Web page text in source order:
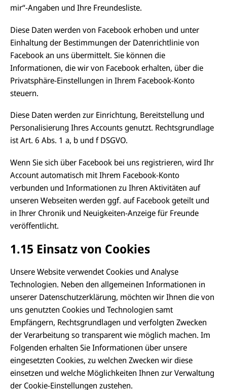
mir“-Angaben und Ihre Freundesliste.
Diese Daten werden von Facebook erhoben und unter
Einhaltung der Bestimmungen der Datenrichtlinie von
Facebook an uns übermittelt. Sie können die
Informationen, die wir von Facebook erhalten, über die
Privatsphäre-Einstellungen in Ihrem Facebook-Konto
steuern.
Diese Daten werden zur Einrichtung, Bereitstellung und
Personalisierung Ihres Accounts genutzt. Rechtsgrundlage
ist Art. 6 Abs. 1 a, b und f DSGVO.
Wenn Sie sich über Facebook bei uns registrieren, wird Ihr
Account automatisch mit Ihrem Facebook-Konto
verbunden und Informationen zu Ihren Aktivitäten auf
unseren Webseiten werden ggf. auf Facebook geteilt und
in Ihrer Chronik und Neuigkeiten-Anzeige für Freunde
veröffentlicht.
1.15 Einsatz von Cookies
Unsere Website verwendet Cookies und Analyse
Technologien. Neben den allgemeinen Informationen in
unserer Datenschutzerklärung, möchten wir Ihnen die von
uns genutzten Cookies und Technologien samt
Empfängern, Rechtsgrundlagen und verfolgten Zwecken
der Verarbeitung so transparent wie möglich machen. Im
Folgenden erhalten Sie Informationen über unsere
eingesetzten Cookies, zu welchen Zwecken wir diese
einsetzen und welche Möglichkeiten Ihnen zur Verwaltung
der Cookie-Einstellungen zustehen.